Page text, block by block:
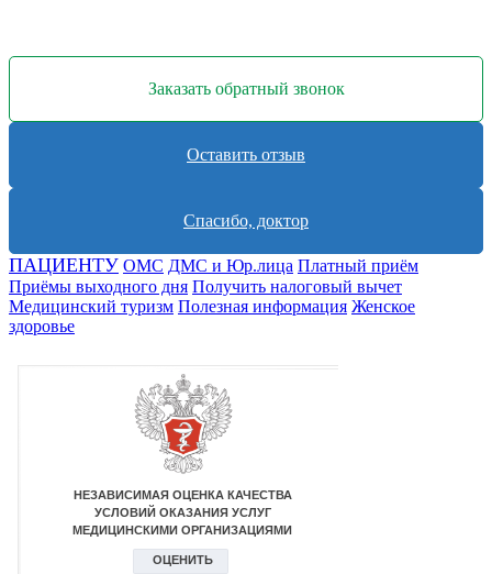
Заказать обратный звонок
Оставить отзыв
Спасибо, доктор
ПАЦИЕНТУ ОМС ДМС и Юр.лица Платный приём
Приёмы выходного дня Получить налоговый вычет
Медицинский туризм Полезная информация Женское
здоровье